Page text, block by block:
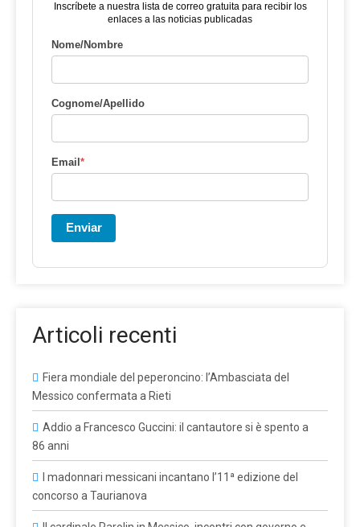
Inscríbete a nuestra lista de correo gratuita para recibir los
enlaces a las noticias publicadas
Nome/Nombre
Cognome/Apellido
Email *
Enviar
Articoli recenti
Fiera mondiale del peperoncino: l’Ambasciata del
Messico confermata a Rieti
Addio a Francesco Guccini: il cantautore si è spento a
86 anni
I madonnari messicani incantano l’11ª edizione del
concorso a Taurianova